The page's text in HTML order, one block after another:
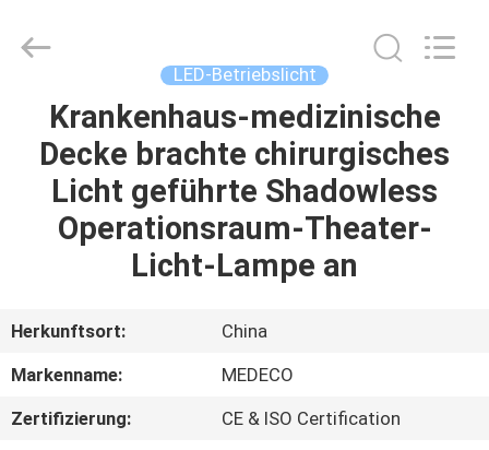
HAUS
PRODUKTE
FABRIK-
Developed
LED-Betriebslicht
Krankenhaus-medizinische
Decke brachte chirurgisches
Licht geführte Shadowless
Operationsraum-Theater-
Licht-Lampe an
Herkunftsort:
China
Markenname:
MEDECO
Zertifizierung:
CE & ISO Certification